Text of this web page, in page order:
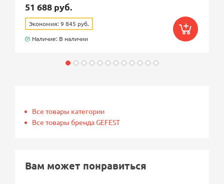
51 688 руб.
Экономия: 9 845 руб.
Наличие: В наличии
Все товары категории
Все товары бренда GEFEST
Вам может понравиться